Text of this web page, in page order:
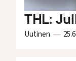
THL:
Uutinen 25.6.